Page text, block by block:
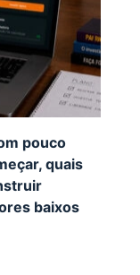
pouco
quais
baixos